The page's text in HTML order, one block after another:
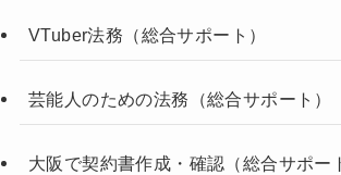
VTuber法務（総合サポート）
芸能人のための法務（総合サポート）
大阪で契約書作成・確認（総合サポー